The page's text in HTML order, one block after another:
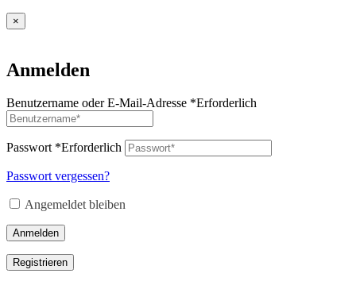
×
Anmelden
Benutzername oder E-Mail-Adresse *Erforderlich
Passwort *Erforderlich
Passwort vergessen?
Angemeldet bleiben
Anmelden
Registrieren